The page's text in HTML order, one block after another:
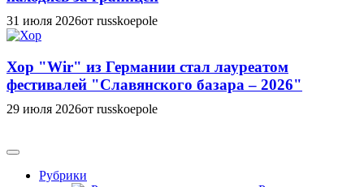
31 июля 2026от russkoepole
Хор "Wir" из Германии стал лауреатом
фестивалей "Славянского базара – 2026"
29 июля 2026от russkoepole
Рубрики